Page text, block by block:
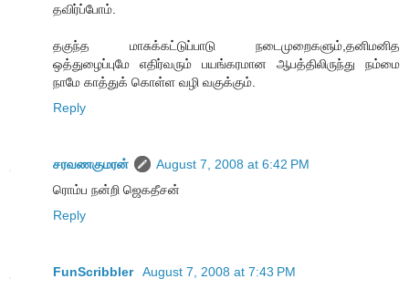
தவிர்ப்போம்.
தகுந்த மாசுக்கட்டுப்பாடு நடைமுறைகளும்,தனிமனித
ஒத்துழைப்புமே எதிர்வரும் பயங்கரமான ஆபத்திலிருந்து நம்மை
நாமே காத்துக் கொள்ள வழி வகுக்கும்.
Reply
சரவணகுமரன்
August 7, 2008 at 6:42 PM
ரொம்ப நன்றி ஜெகதீசன்
Reply
FunScribbler August 7, 2008 at 7:43 PM